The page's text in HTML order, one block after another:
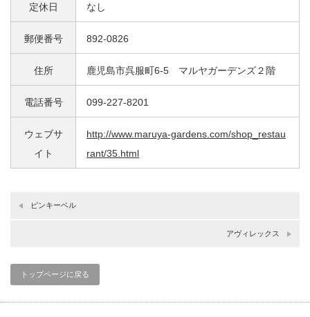
定休日 なし
郵便番号 892-0826
住所 鹿児島市呉服町6-5 マルヤガーデンズ２階
電話番号 099-227-8201
ウェブサ
イト
http://www.maruya-gardens.com/shop_restau
rant/35.html
ピンキーベル
アヴィレックス
トップページに戻る